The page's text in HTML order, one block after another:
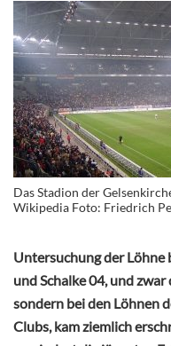
Das Stadion der
Wikipedia Foto: Friedrich
Untersuchung der Löhne
und Schalke 04, und
sondern bei den Löhnen
Clubs, kam ziemlich